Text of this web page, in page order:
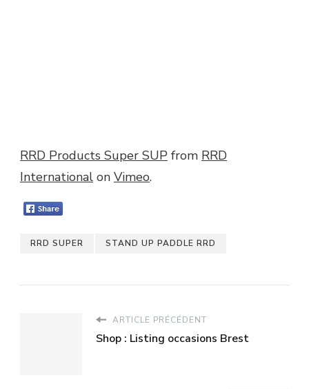
RRD Products Super SUP from RRD
International on Vimeo.
RRD SUPER STAND UP PADDLE RRD
ARTICLE PRÉCÉDENT
Shop : Listing occasions Brest